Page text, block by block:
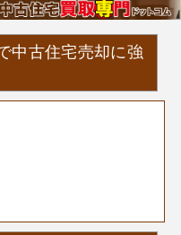
中古住宅売却に強